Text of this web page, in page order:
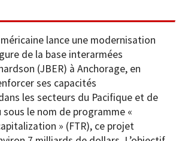
lance une modernisation
de la base interarmées
(JBER) à Anchorage, en
ses capacités
les secteurs du Pacifique et de
sous le nom de programme «
» (FTR), ce projet